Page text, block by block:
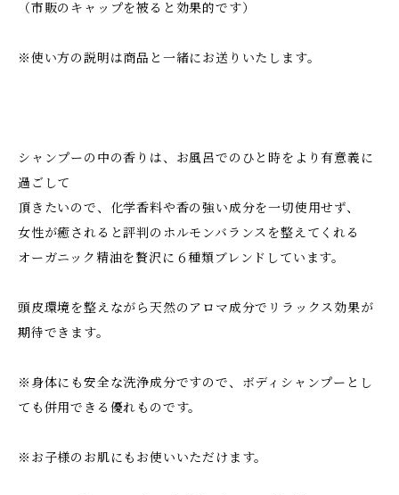
（市販のキャップを被ると効果的です）
※使い方の説明は商品と一緒にお送りいたします。
シャンプーの中の香りは、お風呂でのひと時をより有意義に
過ごして
頂きたいので、化学香料や香の強い成分を一切使用せず、
女性が癒されると評判のホルモンバランスを整えてくれる
オーガニック精油を贅沢に６種類ブレンドしています。
頭皮環境を整えながら天然のアロマ成分でリラックス効果が
期待できます。
※身体にも安全な洗浄成分ですので、ボディシャンプーとし
ても併用できる優れものです。
※お子様のお肌にもお使いいただけます。